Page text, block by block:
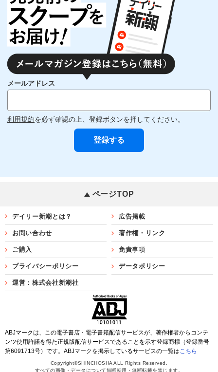
メールアドレス
利用規約を必ず確認の上、登録ボタンを押してください。
ページTOP
デイリー新潮とは？ 広告掲載
お問い合わせ 著作権・リンク
ご購入 免責事項
プライバシーポリシー データポリシー
運営：株式会社新潮社
ABJマークは、この電子書店・電子書籍配信サービスが、著作権者からコンテ
ンツ使用許諾を得た正規版配信サービスであることを示す登録商標（登録番号
第6091713号）です。ABJマークを掲示しているサービスの一覧はこちら
Copyright©SHINCHOSHA ALL Rights Reserved.
すべての画像・データについて無断転用・無断転載を禁じます。